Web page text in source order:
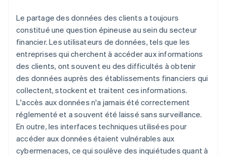
Le partage des données des clients a toujours
constitué une question épineuse au sein du secteur
financier. Les utilisateurs de données, tels que les
entreprises qui cherchent à accéder aux informations
des clients, ont souvent eu des difficultés à obtenir
des données auprès des établissements financiers qui
collectent, stockent et traitent ces informations.
L'accès aux données n'a jamais été correctement
réglementé et a souvent été laissé sans surveillance.
En outre, les interfaces techniques utilisées pour
accéder aux données étaient vulnérables aux
cybermenaces, ce qui soulève des inquiétudes quant à